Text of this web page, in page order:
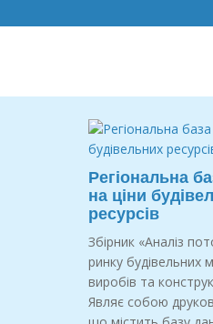
Регіональна
на ціни
ресурсів
Збірник «Аналіз
ринку будівельних
виробів та
Являє собою